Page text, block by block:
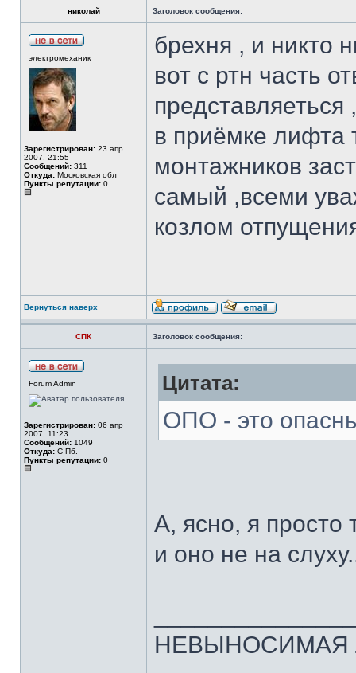
николай Заголовок сообщения:
электромеханик
Зарегистрирован: 23 апр
2007, 21:55
Сообщений: 311
Откуда: Московская обл
Пункты репутации: 0
брехня , и никто
вот с ртн часть
представляеться
в приёмке лифта
монтажников
самый ,всеми
козлом
Вернуться наверх
СПК Заголовок сообщения:
Forum Admin
Зарегистрирован: 06 апр
2007, 11:23
Сообщений: 1049
Откуда: С-Пб.
Пункты репутации: 0
Цитата:
ОПО - это
А, ясно, я просто
и оно не на
НЕВЫНОСИМАЯ